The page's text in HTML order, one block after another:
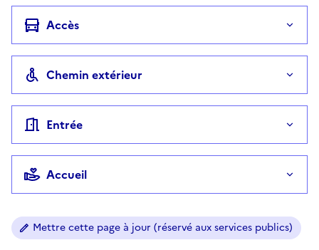
Accès
Chemin extérieur
Entrée
Accueil
Mettre cette page à jour (réservé aux services publics)